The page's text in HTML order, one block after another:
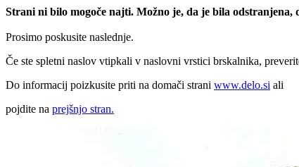
Strani ni bilo mogoče najti. Možno je, da je bila odstranjena,
Prosimo poskusite naslednje.
Če ste spletni naslov vtipkali v naslovni vrstici brskalnika,
Do informacij poizkusite priti na domači strani www.delo.si ali
pojdite na prejšnjo stran.